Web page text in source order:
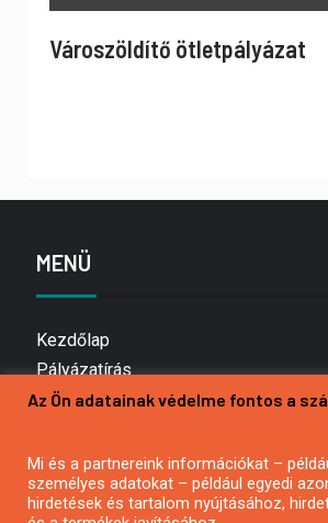
Városzöldítő ötletpályázat
MENÜ
Kezdőlap
Pályázatírás
Bemutatkozás
Hírlevél feliratkozás
Impresszum
Kapcsolat
Az Ön adatainak védelme fontos a
Mi és a partnereink információkat –
személyes adatokat – például egyedi
hirdetések és tartalom nyújtásához,